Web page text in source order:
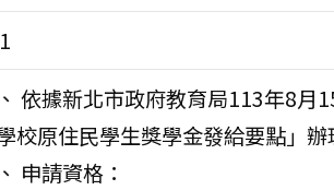
依據新北市政府教育局113年8月
校原住民學生獎學金發給要點」辦
申請資格：